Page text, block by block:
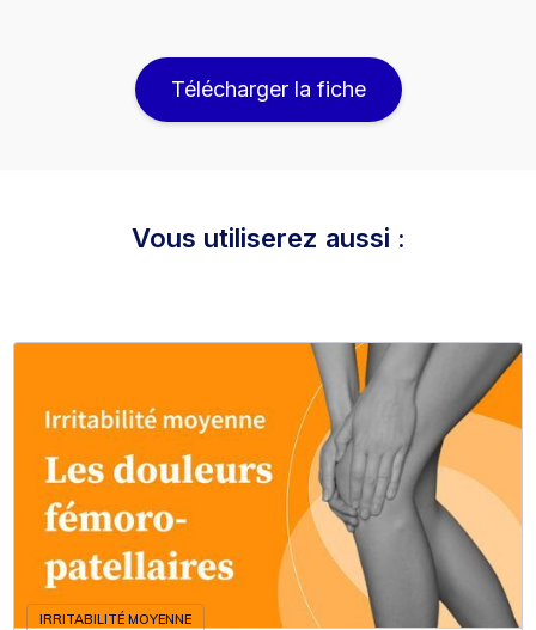
Télécharger la fiche
Vous utiliserez aussi :
IRRITABILITÉ MOYENNE